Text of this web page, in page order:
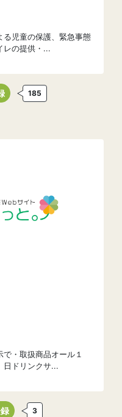
る児童の保護、緊急事態
レの提供・...
185
・取扱商品オール１
日ドリンクサ...
3